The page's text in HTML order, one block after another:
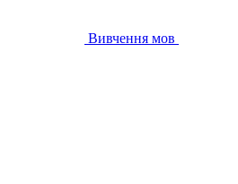
Вивчення мов